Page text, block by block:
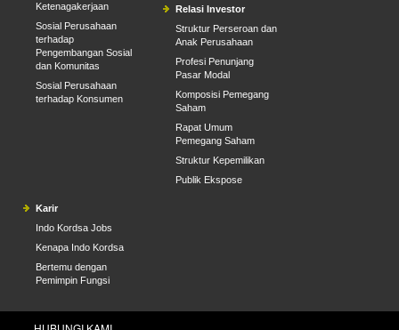
Ketenagakerjaan
Sosial Perusahaan
terhadap
Pengembangan Sosial
dan Komunitas
Sosial Perusahaan
terhadap Konsumen
Relasi Investor
Struktur Perseroan dan
Anak Perusahaan
Profesi Penunjang
Pasar Modal
Komposisi Pemegang
Saham
Rapat Umum
Pemegang Saham
Struktur Kepemilikan
Publik Ekspose
Karir
Indo Kordsa Jobs
Kenapa Indo Kordsa
Bertemu dengan
Pemimpin Fungsi